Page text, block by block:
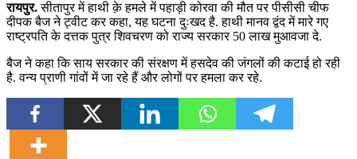
रायपुर.सीतापुर में हाथी क़े हमले में पहाड़ी कोरवा की मौत पर पीसीसी चीफ
दीपक बैज ने ट्वीट कर कहा, यह घटना दुःखद है. हाथी मानव द्वंद में मारे गए
राष्ट्रपति के दत्तक पुत्र शिवचरण को राज्य सरकार 50 लाख मुआवजा दे.
बैज ने कहा कि साय सरकार की संरक्षण में हसदेव की जंगलों की कटाई हो रही
है. वन्य प्राणी गांवों में जा रहे हैं और लोगों पर हमला कर रहे.